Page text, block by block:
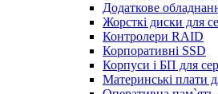
Додаткове
Жорсткі диски для
Контролери RAID
Корпоративні SSD
Корпуси і БП для
Материнські плати